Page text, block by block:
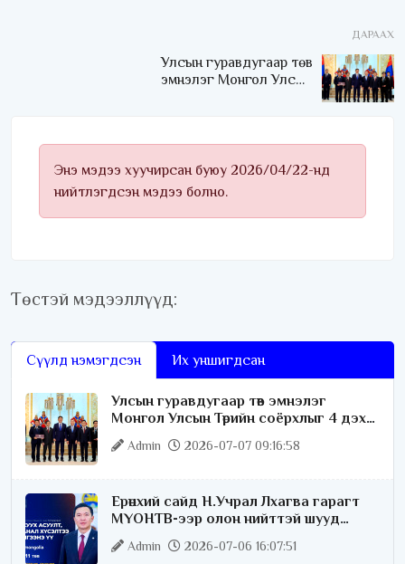
ДАРААХ
Улсын гуравдугаар төв
эмнэлэг Монгол Улсын
Энэ мэдээ хуучирсан буюу 2026/04/22-нд
нийтлэгдсэн мэдээ болно.
Төстэй мэдээллүүд:
Сүүлд нэмэгдсэн Их уншигдсан
Улсын гуравдугаар төв эмнэлэг
Монгол Улсын Төрийн соёрхлыг 4 дэх
удаагаа хүртлээ
Admin 2026-07-07 09:16:58
Ерөнхий сайд Н.Учрал Лхагва гарагт
МҮОНТВ-ээр олон нийттэй шууд
ярилцана
Admin 2026-07-06 16:07:51